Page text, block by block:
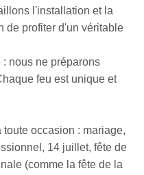
l'installation et la
de profiter d'un véritable
nous ne préparons
feu est unique et
occasion : mariage,
14 juillet, fête de
(comme la fête de la